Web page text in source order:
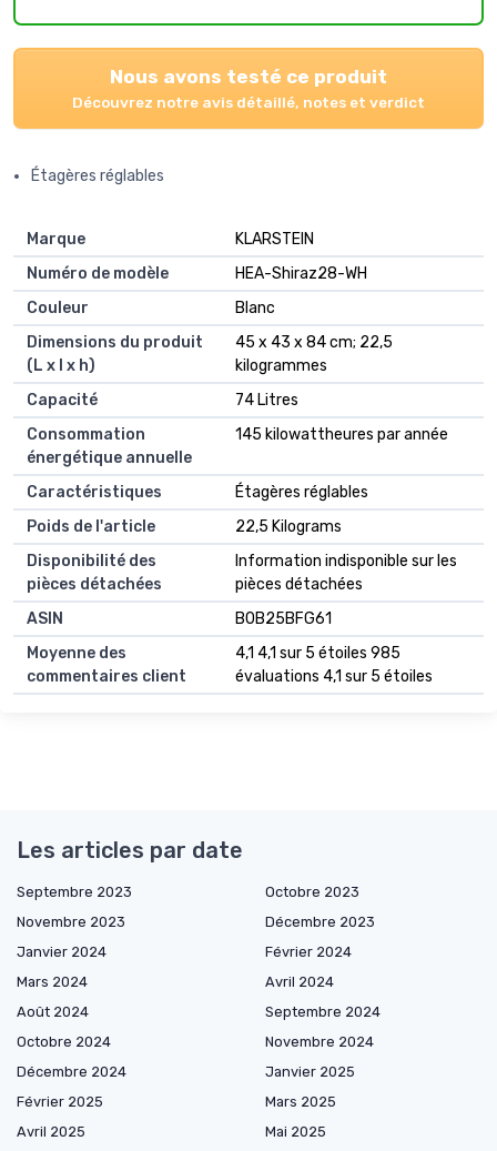
Nous avons testé ce produit
Découvrez notre avis détaillé, notes et verdict
Étagères réglables
Marque
‎KLARSTEIN
Numéro de modèle
‎HEA-Shiraz28-WH
Couleur
‎Blanc
Dimensions du produit
(L x l x h)
‎45 x 43 x 84 cm; 22,5
kilogrammes
Capacité
‎74 Litres
Consommation
énergétique annuelle
‎145 kilowattheures par année
Caractéristiques
‎Étagères réglables
Poids de l'article
‎22,5 Kilograms
Disponibilité des
pièces détachées
‎Information indisponible sur les
pièces détachées
ASIN
B0B25BFG61
Moyenne des
commentaires client
4,1 4,1 sur 5 étoiles 985
évaluations 4,1 sur 5 étoiles
Les articles par date
Septembre 2023
Octobre 2023
Novembre 2023
Décembre 2023
Janvier 2024
Février 2024
Mars 2024
Avril 2024
Août 2024
Septembre 2024
Octobre 2024
Novembre 2024
Décembre 2024
Janvier 2025
Février 2025
Mars 2025
Avril 2025
Mai 2025